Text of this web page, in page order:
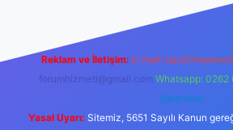
Reklam ve İletişim: E-mail:
forumhizmeti@gmail.com Whatsapp: 0262
@karabul
Yasal Uyarı: Sitemiz, 5651 Sayılı Kanun